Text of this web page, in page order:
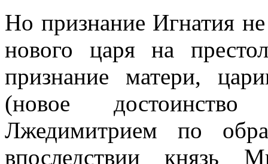
Но признание Игнатия
нового царя на
признание матери,
(новое достоинство
Лжедимитрием по
впоследствии князь